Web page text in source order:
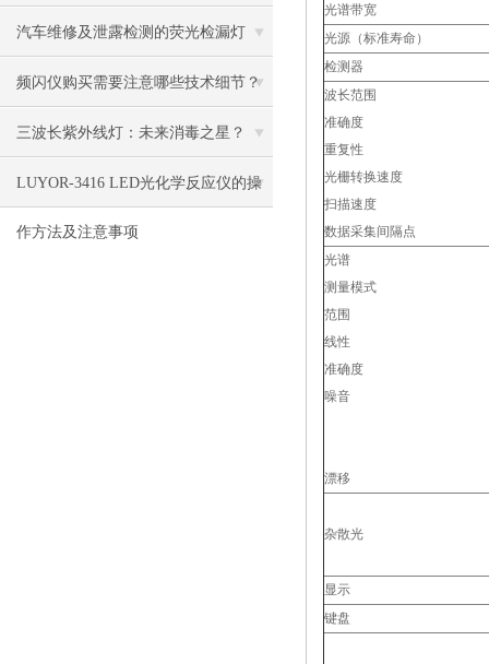
汽车维修及泄露检测的荧光检漏灯
频闪仪购买需要注意哪些技术细节？
三波长紫外线灯：未来消毒之星？
LUYOR-3416 LED光化学反应仪的操
作方法及注意事项
光谱带宽
光源（标准寿命）
检测器
波长范围
准确度
重复性
光栅转换速度
扫描速度
数据采集间隔点
光谱
测量模式
范围
线性
准确度
噪音
漂移
杂散光
显示
键盘